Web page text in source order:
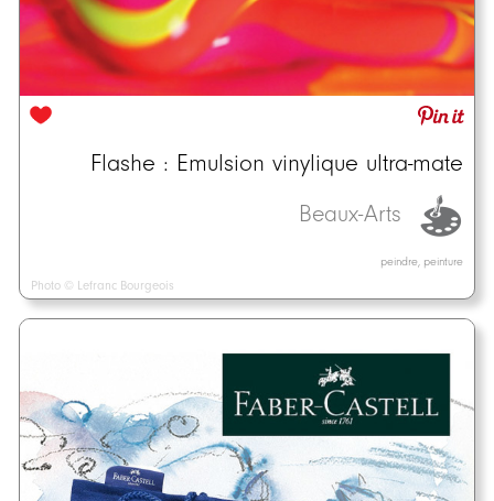
Flashe : Emulsion vinylique ultra-mate
Beaux-Arts
peindre, peinture
Photo © Lefranc Bourgeois